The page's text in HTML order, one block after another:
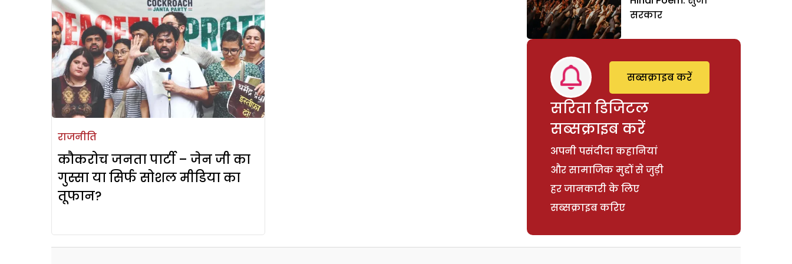
राजनीति
कौकरोच जनता पार्टी – जेन जी का
गुस्सा या सिर्फ सोशल मीडिया का
तूफान?
सरकार
सरिता डिजिटल
सब्सक्राइब करें
अपनी पसंदीदा कहानियां
और सामाजिक मुद्दों से जुड़ी
हर जानकारी के लिए
सब्सक्राइब करिए
सब्सक्राइब करें